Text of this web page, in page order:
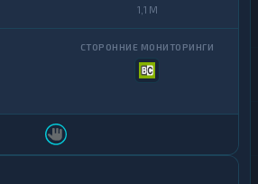
1,1 M